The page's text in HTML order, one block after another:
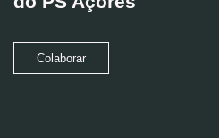
Colaborar